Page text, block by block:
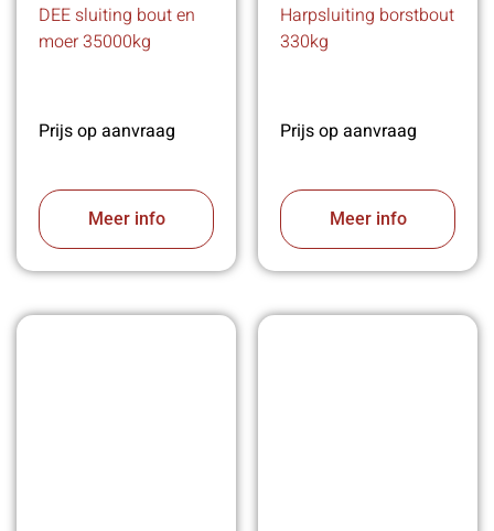
DEE sluiting bout en
moer 35000kg
Prijs op aanvraag
Meer info
Harpsluiting borstbout
330kg
Prijs op aanvraag
Meer info